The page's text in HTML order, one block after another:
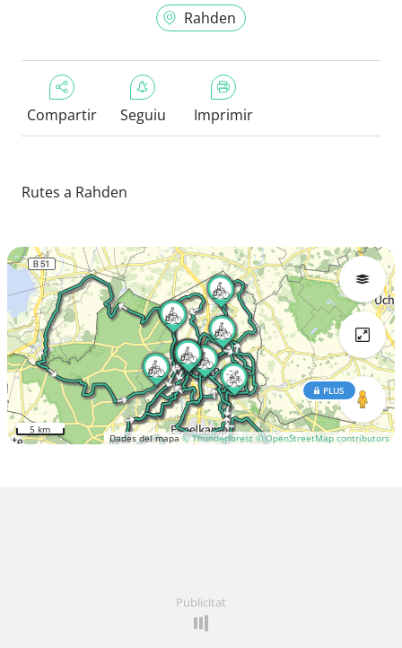
Rahden
Compartir Seguiu Imprimir
Rutes a Rahden
Dades del mapa© Thunderforest © OpenStreetMap contributors
PLUS
5 km
Publicitat